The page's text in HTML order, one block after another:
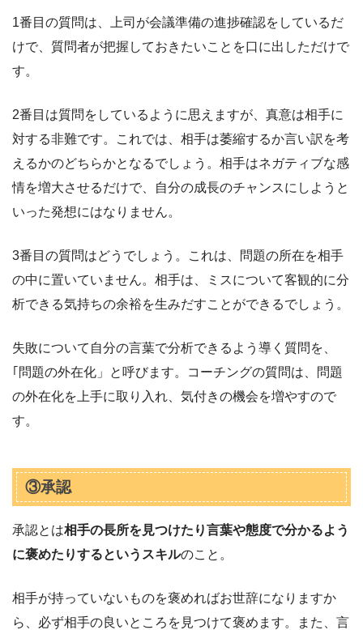
1番目の質問は、上司が会議準備の進捗確認をしているだ
けで、質問者が把握しておきたいことを口に出しただけで
す。
2番目は質問をしているように思えますが、真意は相手に
対する非難です。これでは、相手は萎縮するか言い訳を考
えるかのどちらかとなるでしょう。相手はネガティブな感
情を増大させるだけで、自分の成長のチャンスにしようと
いった発想にはなりません。
3番目の質問はどうでしょう。これは、問題の所在を相手
の中に置いていません。相手は、ミスについて客観的に分
析できる気持ちの余裕を生みだすことができるでしょう。
失敗について自分の言葉で分析できるよう導く質問を、
｢問題の外在化」と呼びます。コーチングの質問は、問題
の外在化を上手に取り入れ、気付きの機会を増やすので
す。
③承認
承認とは相手の長所を見つけたり言葉や態度で分かるよう
に褒めたりするというスキルのこと。
相手が持っていないものを褒めればお世辞になりますか
ら、必ず相手の良いところを見つけて褒めます。また、言